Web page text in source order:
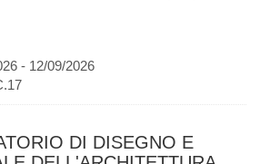
- 12/09/2026
DI DISEGNO E